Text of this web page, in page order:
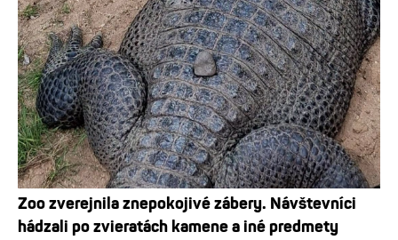
Zoo zverejnila znepokojivé zábery. Návštevníci
hádzali po zvieratách kamene a iné predmety